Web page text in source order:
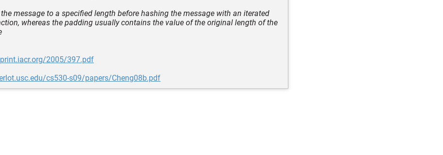
message to a specified length before hashing the message with an iterated
whereas the padding usually contains the value of the original length of the
2005/397.pdf
cs530-s09/papers/Cheng08b.pdf